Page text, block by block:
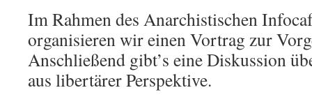
Im Rahmen des Anarchistischen
organisieren wir einen Vortrag zur
Anschließend gibt’s eine Diskussion
aus libertärer Perspektive.